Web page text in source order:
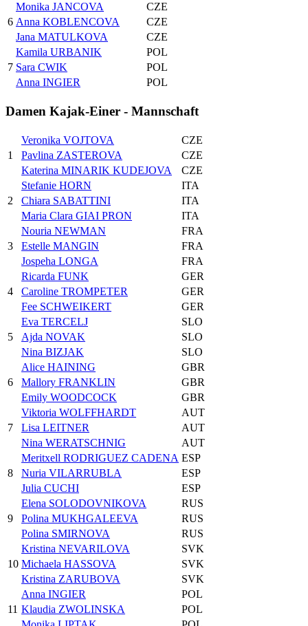
6
Monika JANCOVA
CZE
Anna KOBLENCOVA
CZE
Jana MATULKOVA
CZE
7
Kamila URBANIK
POL
Sara CWIK
POL
Anna INGIER
POL
Damen Kajak-Einer - Mannschaft
1
Veronika VOJTOVA
CZE
Pavlina ZASTEROVA
CZE
Katerina MINARIK KUDEJOVA
CZE
2
Stefanie HORN
ITA
Chiara SABATTINI
ITA
Maria Clara GIAI PRON
ITA
3
Nouria NEWMAN
FRA
Estelle MANGIN
FRA
Jospeha LONGA
FRA
4
Ricarda FUNK
GER
Caroline TROMPETER
GER
Fee SCHWEIKERT
GER
5
Eva TERCELJ
SLO
Ajda NOVAK
SLO
Nina BIZJAK
SLO
6
Alice HAINING
GBR
Mallory FRANKLIN
GBR
Emily WOODCOCK
GBR
7
Viktoria WOLFFHARDT
AUT
Lisa LEITNER
AUT
Nina WERATSCHNIG
AUT
8
Meritxell RODRIGUEZ CADENA ESP
Nuria VILARRUBLA
ESP
Julia CUCHI
ESP
9
Elena SOLODOVNIKOVA
RUS
Polina MUKHGALEEVA
RUS
Polina SMIRNOVA
RUS
10
Kristina NEVARILOVA
SVK
Michaela HASSOVA
SVK
Kristina ZARUBOVA
SVK
11
Anna INGIER
POL
Klaudia ZWOLINSKA
POL